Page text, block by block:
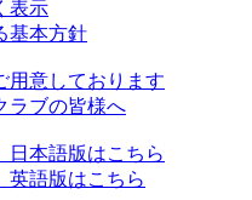
表示
基本方針
用意しております
ラブの皆様へ
日本語版はこちら
英語版はこちら